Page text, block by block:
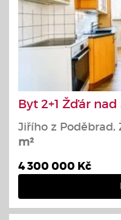
Byt 2+1 Žďár nad
Jiřího z Poděbrad,
m²
4 300 000 Kč